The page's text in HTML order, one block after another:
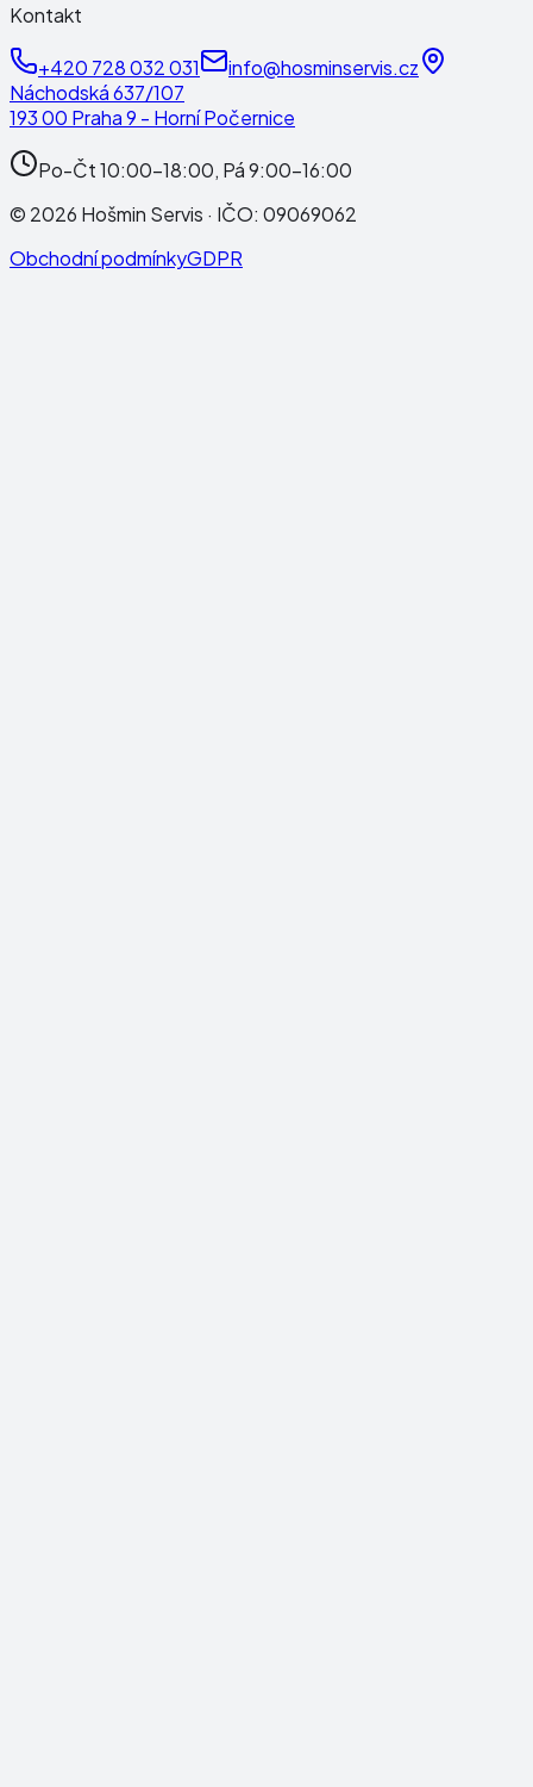
Kontakt
+420 728 032 031
info@hosminservis.cz
Náchodská 637/107
193 00 Praha 9 - Horní Počernice
Po-Čt 10:00-18:00, Pá 9:00-16:00
© 2026 Hošmin Servis · IČO: 09069062
Obchodní podmínkyGDPR